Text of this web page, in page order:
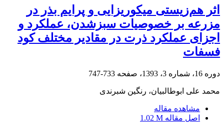
اثر هم‌زیستی میکوریزایی و پرایم بذر در
مزرعه بر خصوصیات سبزشدن، عملکرد و
اجزای عملکرد ذرت در مقادیر مختلف کود
فسفات
دوره 16، شماره 3، 1393، صفحه 733-747
محمد علی ابوطالبیان، رنگین شبرندی
مشاهده مقاله
اصل مقاله 1.02 M